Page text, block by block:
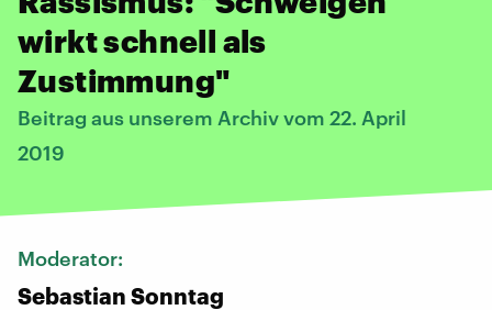
wirkt schnell als
Zustimmung"
Beitrag aus unserem Archiv vom 22. April
2019
Moderator:
Sebastian Sonntag